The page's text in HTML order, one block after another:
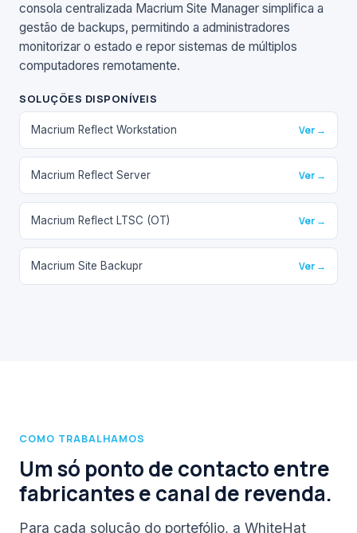
consola centralizada Macrium Site Manager simplifica a
gestão de backups, permitindo a administradores
monitorizar o estado e repor sistemas de múltiplos
computadores remotamente.
SOLUÇÕES DISPONÍVEIS
Macrium Reflect Workstation Ver →
Macrium Reflect Server Ver →
Macrium Reflect LTSC (OT) Ver →
Macrium Site Backupr Ver →
COMO TRABALHAMOS
Um só ponto de contacto entre
fabricantes e canal de revenda.
Para cada solução do portefólio, a WhiteHat